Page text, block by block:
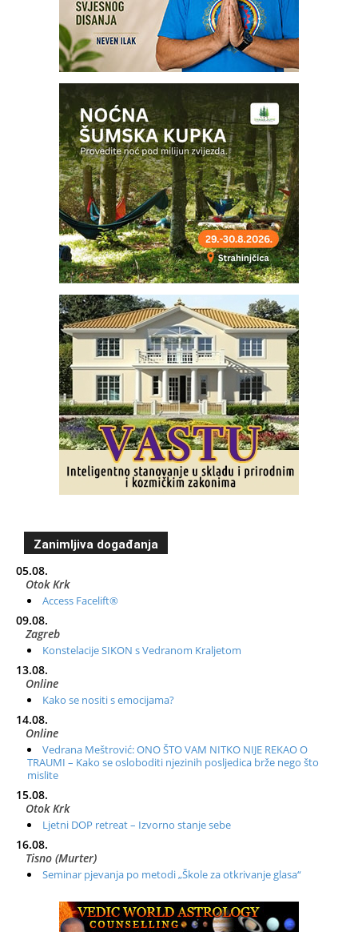
Zanimljiva događanja
05.08.
Otok Krk
Access Facelift®
09.08.
Zagreb
Konstelacije SIKON s Vedranom Kraljetom
13.08.
Online
Kako se nositi s emocijama?
14.08.
Online
Vedrana Meštrović: ONO ŠTO VAM NITKO NIJE REKAO O
TRAUMI – Kako se osloboditi njezinih posljedica brže nego što
mislite
15.08.
Otok Krk
Ljetni DOP retreat – Izvorno stanje sebe
16.08.
Tisno (Murter)
Seminar pjevanja po metodi „Škole za otkrivanje glasa“
Radionica: Pomagači iz drugih dimenzija Online – otvoreno za